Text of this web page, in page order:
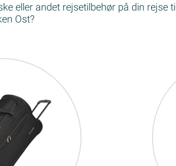
eller andet rejsetilbehør på din rejse til
Ost?